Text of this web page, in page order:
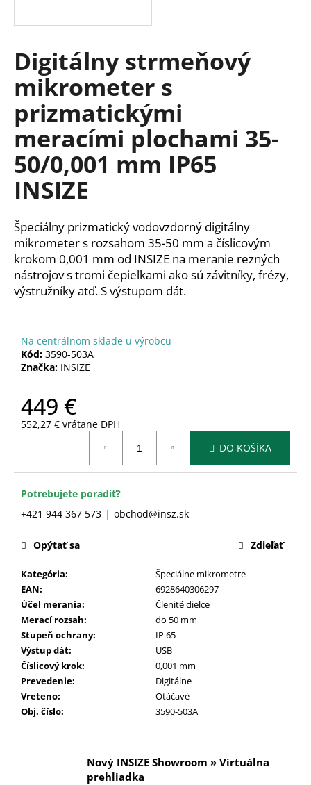
Digitálny strmeňový
mikrometer s
prizmatickými
meracími plochami 35-
50/0,001 mm IP65
INSIZE
Špeciálny prizmatický vodovzdorný digitálny
mikrometer s rozsahom 35-50 mm a číslicovým
krokom 0,001 mm od INSIZE na meranie rezných
nástrojov s tromi čepieľkami ako sú závitníky, frézy,
výstružníky atď. S výstupom dát.
Na centrálnom sklade u výrobcu
Kód: 3590-503A
Značka: INSIZE
449 €
552,27 € vrátane DPH
DO KOŠÍKA
Potrebujete poradiť?
+421 944 367 573
obchod@insz.sk
Kategória:
Špeciálne mikrometre
EAN:
6928640306297
Účel merania:
Členité dielce
Merací rozsah:
do 50 mm
Stupeň ochrany:
IP 65
Výstup dát:
USB
Číslicový krok:
0,001 mm
Prevedenie:
Digitálne
Vreteno:
Otáčavé
Obj. číslo: 3590-503A
Opýtať sa Zdieľať
Nový INSIZE Showroom » Virtuálna
prehliadka
s
ť
?
HĽADAŤ
O
d
p
o
r
ú
m
e